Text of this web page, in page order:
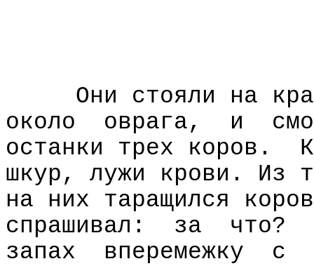
Они стояли на
около
оврага, и
останки трех коров.
шкур, лужи крови. Из
на них таращился
спрашивал:
за
что?
запах
вперемежку
с